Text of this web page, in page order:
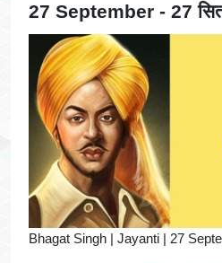
27 September - 27
Bhagat Singh | Jayanti | 27